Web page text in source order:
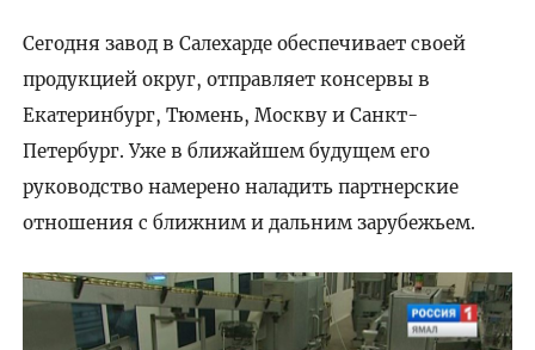
Сегодня завод в Салехарде обеспечивает своей
продукцией округ, отправляет консервы в
Екатеринбург, Тюмень, Москву и Санкт-
Петербург. Уже в ближайшем будущем его
руководство намерено наладить партнерские
отношения с ближним и дальним зарубежьем.